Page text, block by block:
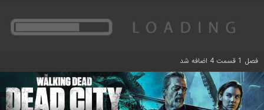
فصل 1 قسمت 4 اضافه شد